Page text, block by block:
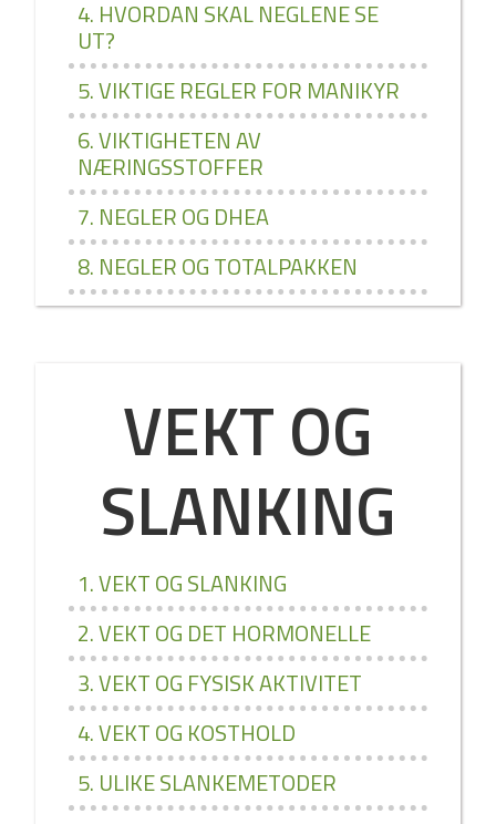
4. HVORDAN SKAL NEGLENE SE
UT?
5. VIKTIGE REGLER FOR MANIKYR
6. VIKTIGHETEN AV
NÆRINGSSTOFFER
7. NEGLER OG DHEA
8. NEGLER OG TOTALPAKKEN
VEKT OG
SLANKING
1. VEKT OG SLANKING
2. VEKT OG DET HORMONELLE
3. VEKT OG FYSISK AKTIVITET
4. VEKT OG KOSTHOLD
5. ULIKE SLANKEMETODER